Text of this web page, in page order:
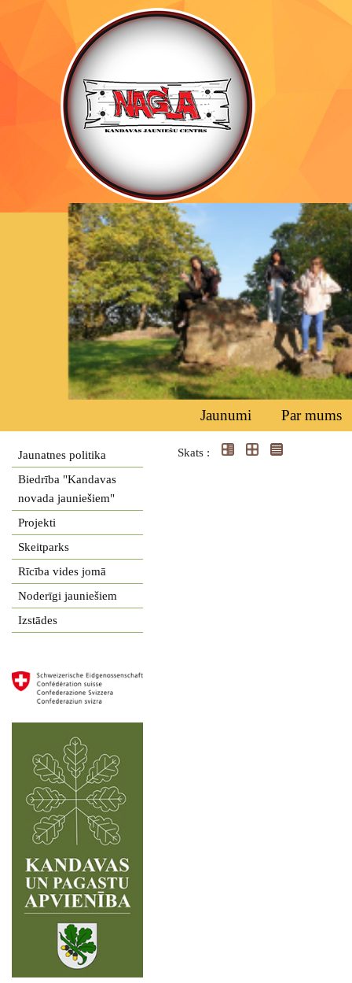
Jaunumi Par mums
Jaunatnes politika
Biedrība "Kandavas
novada jauniešiem"
Projekti
Skeitparks
Rīcība vides jomā
Noderīgi jauniešiem
Izstādes
Skats :